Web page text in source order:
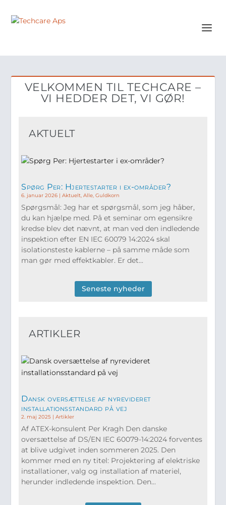
VELKOMMEN TIL TECHCARE –
VI HEDDER DET, VI GØR!
AKTUELT
Spørg Per: Hjertestarter i ex-områder?
6. januar 2026 |Aktuelt,Alle,Guldkorn
Spørgsmål: Jeg har et spørgsmål, som jeg håber,
du kan hjælpe med. På et seminar om egensikre
kredse blev det nævnt, at man ved den indledende
inspektion efter EN IEC 60079 14:2024 skal
isolationsteste kablerne – på samme måde som
man gør med effektkabler. Er det...
Seneste nyheder
ARTIKLER
Dansk oversættelse af nyrevideret
installationsstandard på vej
2. maj 2025 |Artikler
Af ATEX-konsulent Per Kragh Den danske
oversættelse af DS/EN IEC 60079-14:2024 forventes
at blive udgivet inden sommeren 2025. Den
kommer med en ny titel: Projektering af elektriske
installationer, valg og installation af materiel,
herunder indledende inspektion. Den...